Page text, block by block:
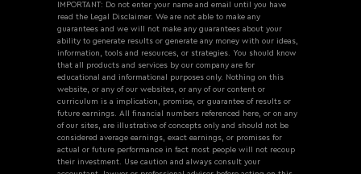
IMPORTANT: Do not enter your name and email until you have
read the Legal Disclaimer. We are not able to make any
guarantees and we will not make any guarantees about your
ability to generate results or generate any money with our ideas,
information, tools and resources, or strategies. You should know
that all products and services by our company are for
educational and informational purposes only. Nothing on this
website, or any of our websites, or any of our content or
curriculum is a implication, promise, or guarantee of results or
future earnings. All financial numbers referenced here, or on any
of our sites, are illustrative of concepts only and should not be
considered average earnings, exact earnings, or promises for
actual or future performance in fact most people will not recoup
their investment. Use caution and always consult your